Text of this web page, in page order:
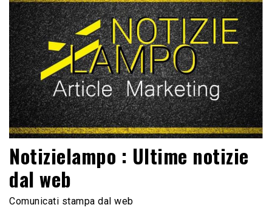
Notizielampo : Ultime notizie
dal web
Comunicati stampa dal web